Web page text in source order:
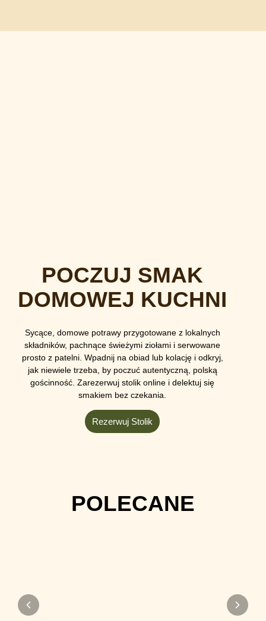
POCZUJ SMAK
DOMOWEJ KUCHNI
Sycące, domowe potrawy przygotowane z lokalnych
składników, pachnące świeżymi ziołami i serwowane
prosto z patelni. Wpadnij na obiad lub kolację i odkryj,
jak niewiele trzeba, by poczuć autentyczną, polską
gościnność. Zarezerwuj stolik online i delektuj się
smakiem bez czekania.
Rezerwuj Stolik
POLECANE